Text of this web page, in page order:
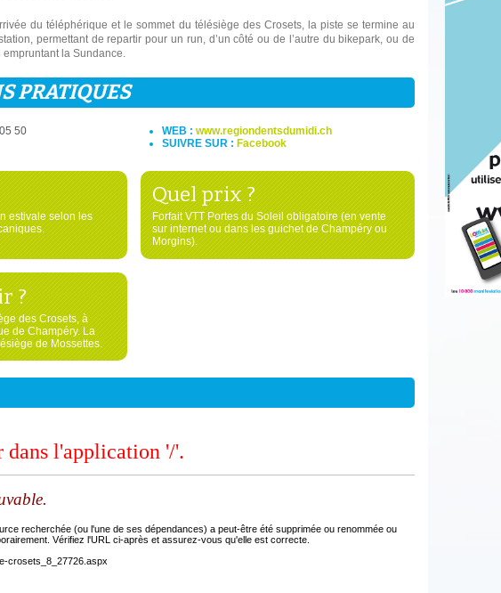
du téléphérique et le sommet du télésiège des Crosets, la piste se termine au
permettant de repartir pour un run, d’un côté ou de l’autre du bikepark, ou de
la Sundance.
PRATIQUES
50
WEB : www.regiondentsdumidi.ch
SUIVRE SUR : Facebook
estivale selon les
Quel prix ?
Forfait VTT Portes du Soleil obligatoire (en vente
sur internet ou dans les guichet de Champéry ou
Morgins).
?
des Crosets, à
de Champéry. La
de Mossettes.